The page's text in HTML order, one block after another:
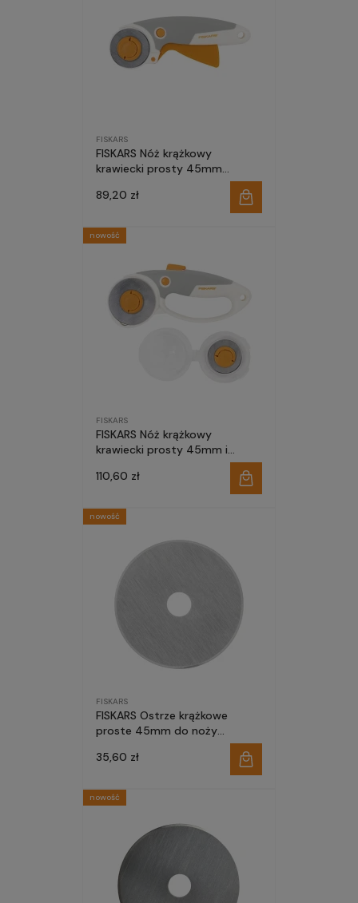
FISKARS
FISKARS Nóż krążkowy
krawiecki prosty 45mm
EasyChange do cięcia wielu
warstw tytanowe ostrze
89,20 zł
FISKARS
FISKARS Nóż krążkowy
krawiecki prosty 45mm i
60mm do cięcia wielu warstw
tytanowe ostrze EasyChange
110,60 zł
nowość
FISKARS
FISKARS Ostrze krążkowe
proste 45mm do noży
35,60 zł
nowość
nowość